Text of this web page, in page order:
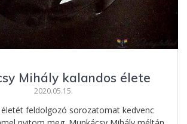
Mihály kalandos élete
2020.05.15.
feldolgozó sorozatomat kedvenc